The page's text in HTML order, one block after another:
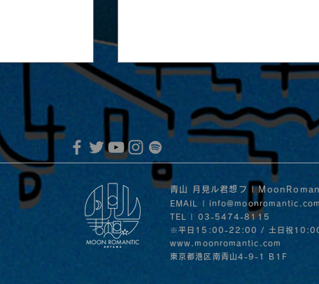
MoonRomantic Channel1周年
青山 月見ル君想フ |
EMAIL |
info@moonromantic.com
TEL | 03-5474-8115
※平日15:00-22:00 / 土日祝
www.moonromantic.com
​東京都港区南青山4-9-1 B1F